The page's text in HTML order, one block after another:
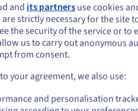
lijkt je in Verenigde
wilt bestellen vanuit [land], moet je
aanmaken.
Go to Verenigde Staten website
and its partners use cookies
strictly necessary for the site
the security of the service or
us to carry out anonymous
from consent.
your agreement, we also use:
and personalisation